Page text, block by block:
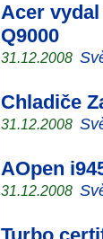
Acer
Q9000
31.12.2008
Chladiče
31.12.2008
AOpen
31.12.2008